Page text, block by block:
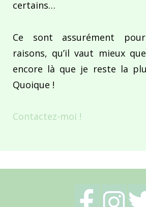
certains…
Ce sont assurément
raisons, qu’il vaut mieux que
encore là que je reste la
Quoique !
Contactez-moi !